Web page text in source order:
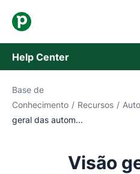
Help Center
Base de Conhecimento
Status
Base de
Conhecimento / Recursos /
geral das autom...
Visão